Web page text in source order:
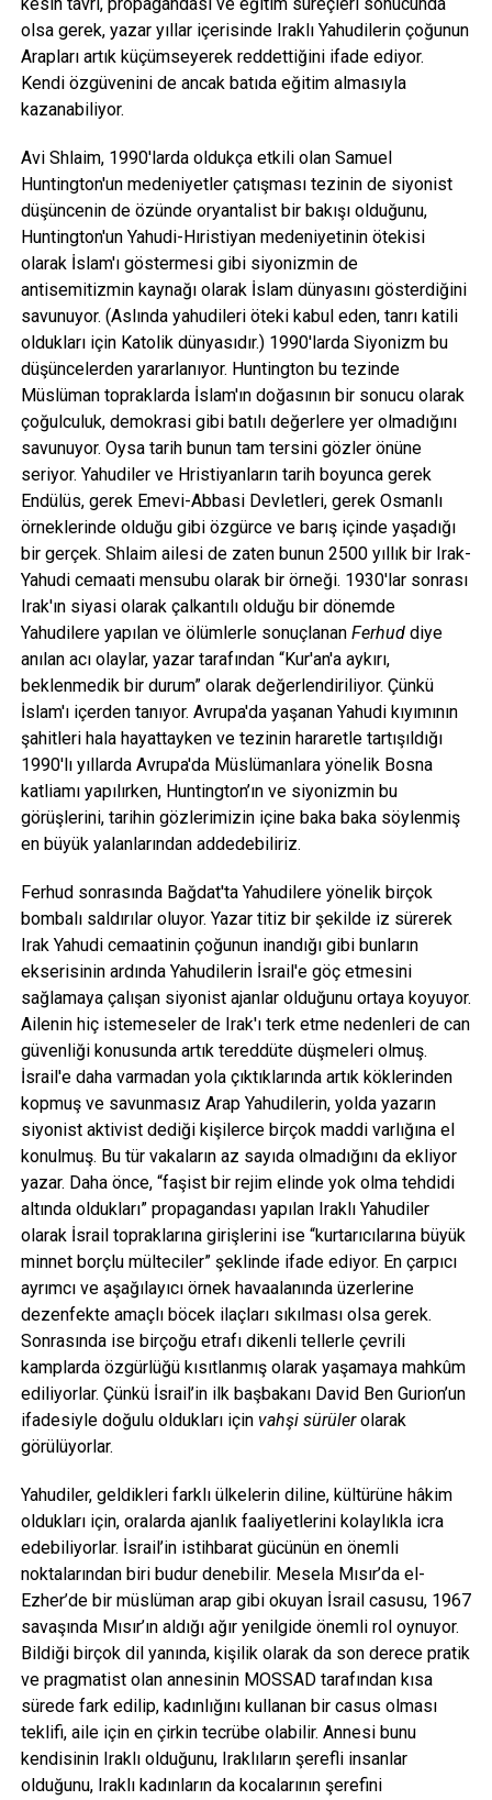
olsa gerek, yazar yıllar içerisinde Iraklı Yahudilerin çoğunun
Arapları artık küçümseyerek reddettiğini ifade ediyor.
Kendi özgüvenini de ancak batıda eğitim almasıyla
kazanabiliyor.
Avi Shlaim, 1990'larda oldukça etkili olan Samuel
Huntington'un medeniyetler çatışması tezinin de siyonist
düşüncenin de özünde oryantalist bir bakışı olduğunu,
Huntington'un Yahudi-Hıristiyan medeniyetinin ötekisi
olarak İslam'ı göstermesi gibi siyonizmin de
antisemitizmin kaynağı olarak İslam dünyasını gösterdiğini
savunuyor. (Aslında yahudileri öteki kabul eden, tanrı katili
oldukları için Katolik dünyasıdır.) 1990'larda Siyonizm bu
düşüncelerden yararlanıyor. Huntington bu tezinde
Müslüman topraklarda İslam'ın doğasının bir sonucu olarak
çoğulculuk, demokrasi gibi batılı değerlere yer olmadığını
savunuyor. Oysa tarih bunun tam tersini gözler önüne
seriyor. Yahudiler ve Hristiyanların tarih boyunca gerek
Endülüs, gerek Emevi-Abbasi Devletleri, gerek Osmanlı
örneklerinde olduğu gibi özgürce ve barış içinde yaşadığı
bir gerçek. Shlaim ailesi de zaten bunun 2500 yıllık bir Irak-
Yahudi cemaati mensubu olarak bir örneği. 1930'lar sonrası
Irak'ın siyasi olarak çalkantılı olduğu bir dönemde
Yahudilere yapılan ve ölümlerle sonuçlanan Ferhuddiye
anılan acı olaylar, yazar tarafından “Kur'an'a aykırı,
beklenmedik bir durum” olarak değerlendiriliyor. Çünkü
İslam'ı içerden tanıyor. Avrupa'da yaşanan Yahudi kıyımının
şahitleri hala hayattayken ve tezinin hararetle tartışıldığı
1990'lı yıllarda Avrupa'da Müslümanlara yönelik Bosna
katliamı yapılırken, Huntington’ın ve siyonizmin bu
görüşlerini, tarihin gözlerimizin içine baka baka söylenmiş
en büyük yalanlarından addedebiliriz.
Ferhud sonrasında Bağdat'ta Yahudilere yönelik birçok
bombalı saldırılar oluyor. Yazar titiz bir şekilde iz sürerek
Irak Yahudi cemaatinin çoğunun inandığı gibi bunların
ekserisinin ardında Yahudilerin İsrail'e göç etmesini
sağlamaya çalışan siyonist ajanlar olduğunu ortaya koyuyor.
Ailenin hiç istemeseler de Irak'ı terk etme nedenleri de can
güvenliği konusunda artık tereddüte düşmeleri olmuş.
İsrail'e daha varmadan yola çıktıklarında artık köklerinden
kopmuş ve savunmasız Arap Yahudilerin, yolda yazarın
siyonist aktivist dediği kişilerce birçok maddi varlığına el
konulmuş. Bu tür vakaların az sayıda olmadığını da ekliyor
yazar. Daha önce, “faşist bir rejim elinde yok olma tehdidi
altında oldukları” propagandası yapılan Iraklı Yahudiler
olarak İsrail topraklarına girişlerini ise “kurtarıcılarına büyük
minnet borçlu mülteciler” şeklinde ifade ediyor. En çarpıcı
ayrımcı ve aşağılayıcı örnek havaalanında üzerlerine
dezenfekte amaçlı böcek ilaçları sıkılması olsa gerek.
Sonrasında ise birçoğu etrafı dikenli tellerle çevrili
kamplarda özgürlüğü kısıtlanmış olarak yaşamaya mahkûm
ediliyorlar. Çünkü İsrail’in ilk başbakanı David Ben Gurion’un
ifadesiyle doğulu oldukları için vahşi sürülerolarak
görülüyorlar.
Yahudiler, geldikleri farklı ülkelerin diline, kültürüne hâkim
oldukları için, oralarda ajanlık faaliyetlerini kolaylıkla icra
edebiliyorlar. İsrail’in istihbarat gücünün en önemli
noktalarından biri budur denebilir. Mesela Mısır’da el-
Ezher’de bir müslüman arap gibi okuyan İsrail casusu, 1967
savaşında Mısır’ın aldığı ağır yenilgide önemli rol oynuyor.
Bildiği birçok dil yanında, kişilik olarak da son derece pratik
ve pragmatist olan annesinin MOSSAD tarafından kısa
sürede fark edilip, kadınlığını kullanan bir casus olması
teklifi, aile için en çirkin tecrübe olabilir. Annesi bunu
kendisinin Iraklı olduğunu, Iraklıların şerefli insanlar
olduğunu, Iraklı kadınların da kocalarının şerefini